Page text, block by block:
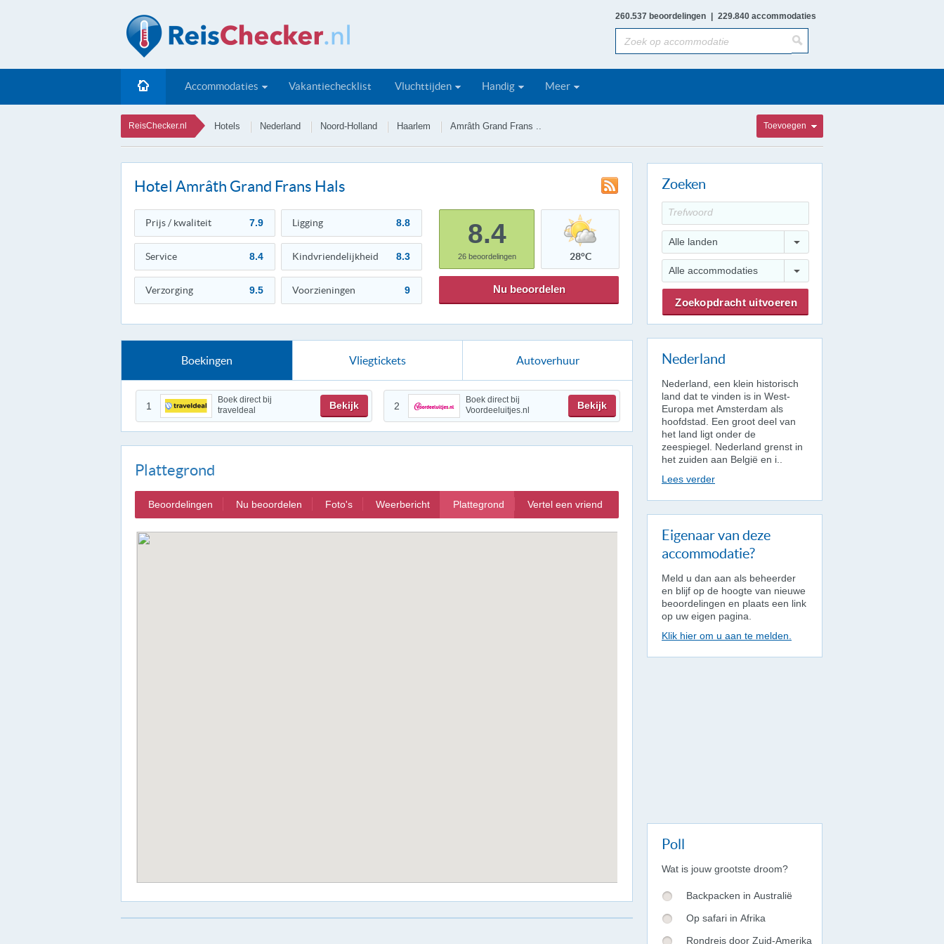
260.537 beoordelingen 229.840 accommodaties
Accommodaties Vakantiechecklist Vluchttijden Handig Meer
ReisChecker.nl Hotels Nederland Noord-Holland Haarlem Amrâth Grand Frans .. Toevoegen
Hotel Amrâth Grand Frans Hals
Prijs / kwaliteit 7.9 Ligging 8.8
Service 8.4 Kindvriendelijkheid 8.3
Verzorging 9.5 Voorzieningen 9
8.4
26beoordelingen 28°C
Nu beoordelen
Boekingen Vliegtickets Autoverhuur
1
Boek direct bij
traveldeal
Bekijk 2
Boek direct bij
Voordeeluitjes.nl
Bekijk
Plattegrond
Beoordelingen Nu beoordelen Foto's Weerbericht Plattegrond Vertel een vriend
Zoeken
Alle landen
Alle accommodaties
Nederland
Nederland, een klein historisch
land dat te vinden is in West-
Europa met Amsterdam als
hoofdstad. Een groot deel van
het land ligt onder de
zeespiegel. Nederland grenst in
het zuiden aan België en i..
Lees verder
Eigenaar van deze
accommodatie?
Meld u dan aan als beheerder
en blijf op de hoogte van nieuwe
beoordelingen en plaats een link
op uw eigen pagina.
Klik hier om u aan te melden.
Poll
Wat is jouw grootste droom?
Backpacken in Australië
Op safari in Afrika
Rondreis door Zuid-Amerika